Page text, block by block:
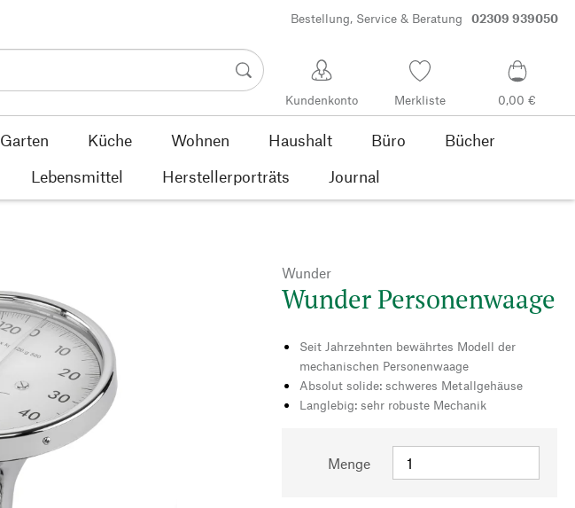
Bestellung, Service & Beratung 02309 939050
Kundenkonto Merkliste 0,00 €
Garten Küche Wohnen Haushalt Büro
Bücher
Lebensmittel Herstellerporträts Journal
Wunder
Wunder Personenwaage
Seit Jahrzehnten bewährtes Modell der
mechanischen Personenwaage
Absolut solide: schweres Metallgehäuse
Langlebig: sehr robuste Mechanik
Menge